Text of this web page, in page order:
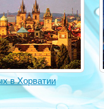
в Хорватии